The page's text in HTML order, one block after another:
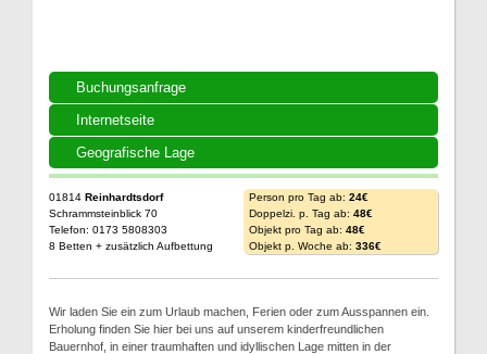
Buchungsanfrage
Internetseite
Geografische Lage
01814 Reinhardtsdorf
Schrammsteinblick 70
Telefon: 0173 5808303
8 Betten + zusätzlich Aufbettung
Person pro Tag ab: 24€
Doppelzi. p. Tag ab: 48€
Objekt pro Tag ab: 48€
Objekt p. Woche ab: 336€
Wir laden Sie ein zum Urlaub machen, Ferien oder zum Ausspannen ein.
Erholung finden Sie hier bei uns auf unserem kinderfreundlichen
Bauernhof, in einer traumhaften und idyllischen Lage mitten in der